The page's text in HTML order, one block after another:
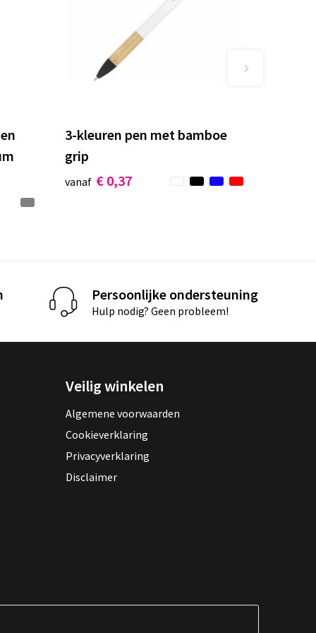
3-kleuren pen met bamboe
grip
vanaf € 0,37
Persoonlijke ondersteuning
Hulp nodig? Geen probleem!
Veilig winkelen
Algemene voorwaarden
Cookieverklaring
Privacyverklaring
Disclaimer